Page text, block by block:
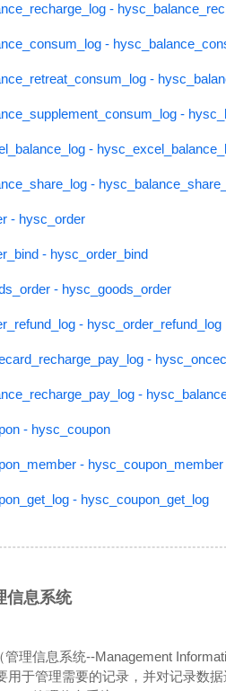
-
-
-
-
-
-
- hysc_order
- hysc_order_bind
- hysc_goods_order
- hysc_order_refund_log
-
-
- hysc_coupon
- hysc_coupon_member
- hysc_coupon_get_log
信息系统
管理信息系统--Management
用于管理需要的记录，并对记录数